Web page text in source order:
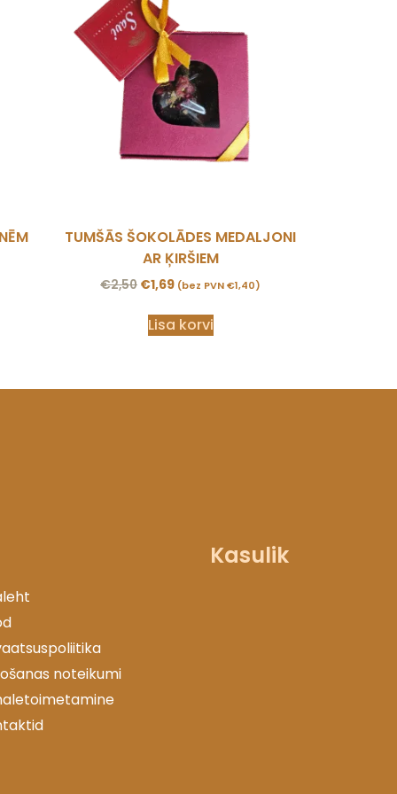
TUMŠĀS ŠOKOLĀDES MEDALJONI
AR ĶIRŠIEM
€2,50 €1,69 (bez PVN€1,40)
Lisa korvi
Kasulik
noteikumi